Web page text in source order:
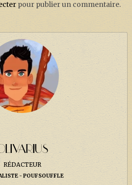
pour publier un commentaire.
RÉDACTEUR
POUFSOUFFLE